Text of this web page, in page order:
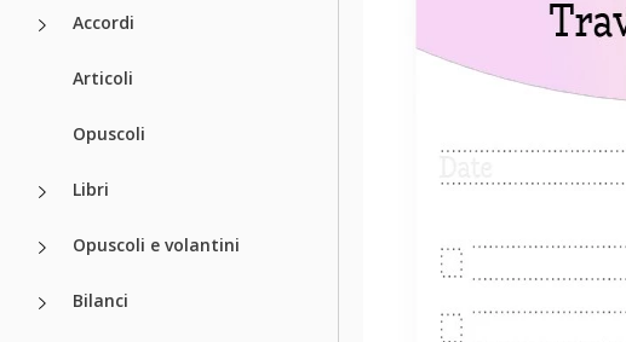
Accordi
Articoli
Opuscoli
Libri
Opuscoli e volantini
Bilanci